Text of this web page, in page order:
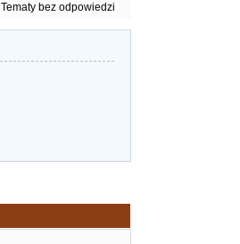
Tematy bez odpowiedzi